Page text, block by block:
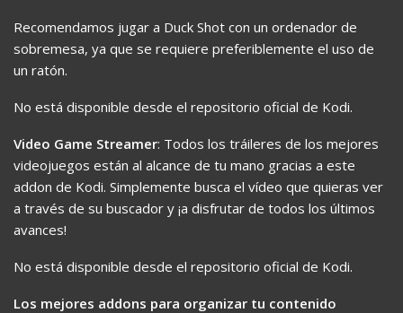
Recomendamos jugar a Duck Shot con un ordenador de
sobremesa, ya que se requiere preferiblemente el uso de
un ratón.
No está disponible desde el repositorio oficial de Kodi.
Video Game Streamer: Todos los tráileres de los mejores
videojuegos están al alcance de tu mano gracias a este
addon de Kodi. Simplemente busca el vídeo que quieras ver
a través de su buscador y ¡a disfrutar de todos los últimos
avances!
No está disponible desde el repositorio oficial de Kodi.
Los mejores addons para organizar tu contenido